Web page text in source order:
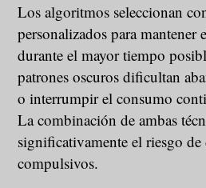
Los algoritmos seleccionan
personalizados para mantener
durante el mayor tiempo
patrones oscuros dificultan
o interrumpir el consumo
La combinación de ambas
significativamente el riesgo
compulsivos.